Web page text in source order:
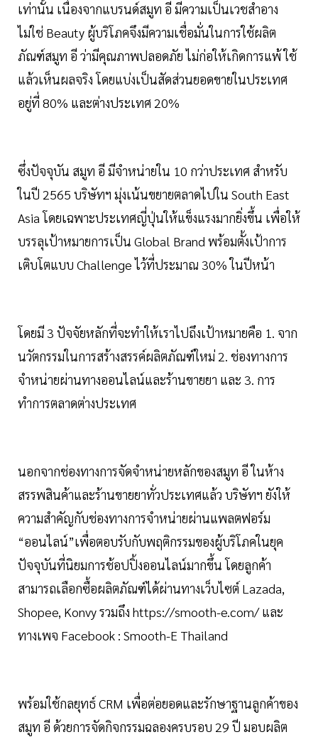
เท่านั้น เนื่องจากแบรนด์สมูท อี มีความเป็นเวชสำอาง
ไม่ใช่ Beauty ผู้บริโภคจึงมีความเชื่อมั่นในการใช้ผลิต
ภัณฑ์สมูท อี ว่ามีคุณภาพปลอดภัย ไม่ก่อให้เกิดการแพ้ ใช้
แล้วเห็นผลจริง โดยแบ่งเป็นสัดส่วนยอดขายในประเทศ
อยู่ที่ 80% และต่างประเทศ 20%
ซึ่งปัจจุบัน สมูท อี มีจำหน่ายใน 10 กว่าประเทศ สำหรับ
ในปี 2565 บริษัทฯ มุ่งเน้นขยายตลาดไปใน South East
Asia โดยเฉพาะประเทศญี่ปุ่นให้แข็งแรงมากยิ่งขึ้น เพื่อให้
บรรลุเป้าหมายการเป็น Global Brand พร้อมตั้งเป้าการ
เติบโตแบบ Challenge ไว้ที่ประมาณ 30% ในปีหน้า
โดยมี 3 ปัจจัยหลักที่จะทำให้เราไปถึงเป้าหมายคือ 1. จาก
นวัตกรรมในการสร้างสรรค์ผลิตภัณฑ์ใหม่ 2. ช่องทางการ
จำหน่ายผ่านทางออนไลน์และร้านขายยา และ 3. การ
ทำการตลาดต่างประเทศ
นอกจากช่องทางการจัดจำหน่ายหลักของสมูท อี ในห้าง
สรรพสินค้าและร้านขายยาทั่วประเทศแล้ว บริษัทฯ ยังให้
ความสำคัญกับช่องทางการจำหน่ายผ่านแพลตฟอร์ม
“ออนไลน์”เพื่อตอบรับกับพฤติกรรมของผู้บริโภคในยุค
ปัจจุบันที่นิยมการช้อปปิ้งออนไลน์มากขึ้น โดยลูกค้า
สามารถเลือกซื้อผลิตภัณฑ์ได้ผ่านทางเว็บไซต์ Lazada,
Shopee, Konvy รวมถึง https://smooth-e.com/ และ
ทางเพจ Facebook : Smooth-E Thailand
พร้อมใช้กลยุทธ์ CRM เพื่อต่อยอดและรักษาฐานลูกค้าของ
สมูท อี ด้วยการจัดกิจกรรมฉลองครบรอบ 29 ปี มอบผลิต